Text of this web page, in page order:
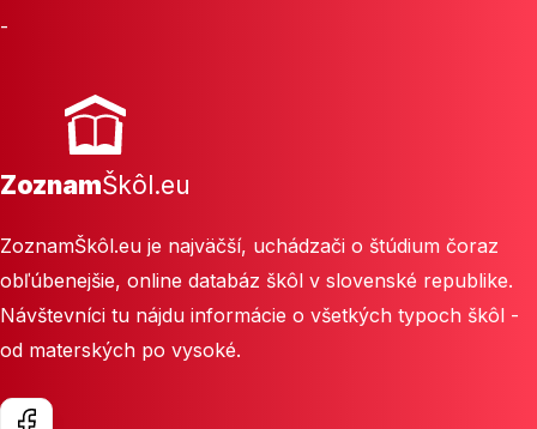
-
ZoznamŠkôl.eu
ZoznamŠkôl.eu je najväčší, uchádzači o štúdium čoraz
obľúbenejšie, online databáz škôl v slovenské republike.
Návštevníci tu nájdu informácie o všetkých typoch škôl -
od materských po vysoké.